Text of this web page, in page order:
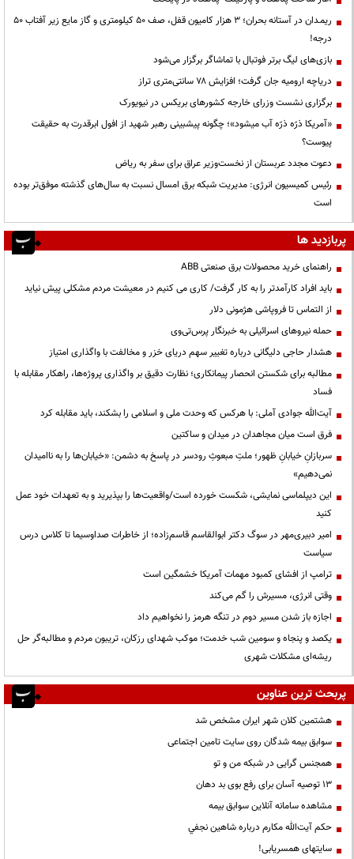
ریمـدان در آستانه بحران؛ ۳ هزار کامیون قفل، صف ۵۰ کیلومتری و گاز مایع زیر آفتاب ۵۰
درجه!
بازی‌های لیگ برتر فوتبال با تماشاگر برگزار می‌شود
دریاچه ارومیه جان گرفت؛ افزایش ۷۸ سانتی‌متری تراز
برگزاری نشست وزرای خارجه کشورهای بریکس در نیویورک
«آمریکا ذرّه ذرّه آب میشود»؛ چگونه پیشبینی رهبر شهید از افول ابرقدرت به حقیقت
پیوست؟
دعوت مجدد عربستان از نخست‌وزیر عراق برای سفر به ریاض
رئیس کمیسیون انرژی: مدیریت شبکه برق امسال نسبت به سال‌های گذشته موفق‌تر بوده
است
پربازدید ها
راهنمای خرید محصولات برق صنعتی ABB
باید افراد کارآمدتر را به کار گرفت/ کاری می کنیم در معیشت مردم مشکلی پیش نیاید
از التماس تا فروپاشی هژمونی دلار
حمله نیروهای اسرائیلی به خبرنگار پرس‌تی‌وی
هشدار حاجی دلیگانی درباره تغییر سهم دریای خزر و مخالفت با واگذاری امتیاز
مطالبه برای شکستن انحصار پیمانکاری؛ نظارت دقیق بر واگذاری پروژه‌ها، راهکار مقابله با
فساد
آیت‌الله جوادی آملی: با هرکس که وحدت ملی و اسلامی را بشکند، باید مقابله کرد
فرق است میان مجاهدان در میدان و ساکتین
سربازانِ خیابانِ ظهور؛ ملتِ مبعوثِ رودسر در پاسخ به دشمن: «خیابان‌ها را به ناامیدان
نمی‌دهیم»
این دیپلماسی نمایشی، شکست خورده است/واقعیت‌ها را بپذیرید و به تعهدات خود عمل
کنید
امیر دبیری‌مهر در سوگ دکتر ابوالقاسم قاسم‌زاده؛ از خاطرات صداوسیما تا کلاس درس
سیاست
ترامپ از افشای کمبود مهمات آمریکا خشمگین است
وقتی انرژی، مسیرش را گم می‌کند
اجازه باز شدن مسیر دوم در تنگه هرمز را نخواهیم داد
یکصد و پنجاه و سومین شب خدمت؛ موکب شهدای رزکان، تریبون مردم و مطالبه‌گر حل
ریشه‌ای مشکلات شهری
پربحث ترین عناوین
هشتمین کلان شهر ایران مشخص شد
سوابق بیمه شدگان روی سایت تامین اجتماعی
همجنس گرایی در شبکه من و تو
13 توصیه آسان برای رفع بوی بد دهان
مشاهده سامانه آنلاين سوابق بیمه
حكم آيت‌الله مكارم درباره شاهين نجفي
سایتهای همسریابی!